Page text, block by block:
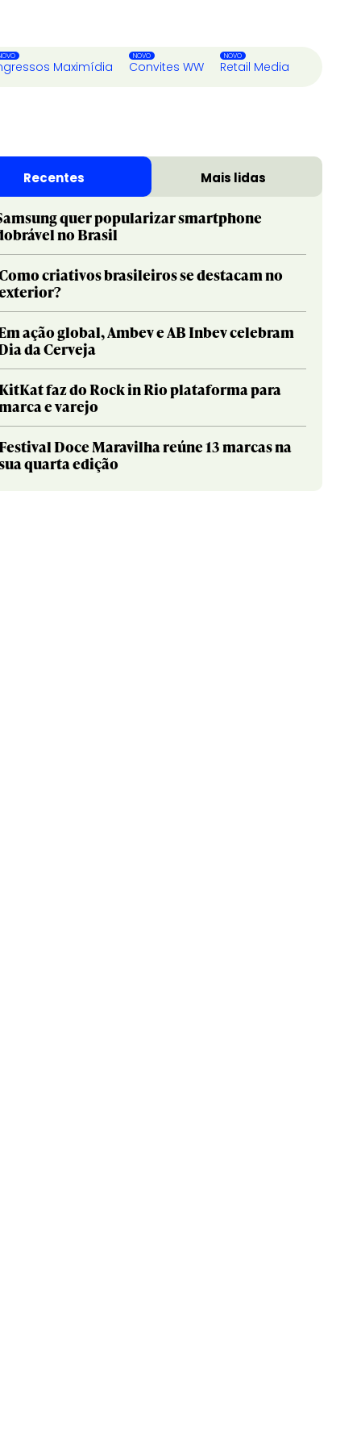
Maximídia Convites WW Retail Media
Recentes Mais lidas
quer popularizar smartphone
no Brasil
criativos brasileiros se destacam no
ação global, Ambev e AB Inbev celebram
da Cerveja
faz do Rock in Rio plataforma para
e varejo
Doce Maravilha reúne 13 marcas na
quarta edição